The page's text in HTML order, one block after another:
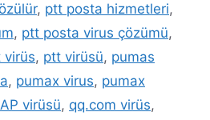
, ptt posta hizmetleri,
, ptt posta virus çözümü,
virüs, ptt virüsü, pumas
, pumax virus, pumax
virüsü, qq.com virüs,